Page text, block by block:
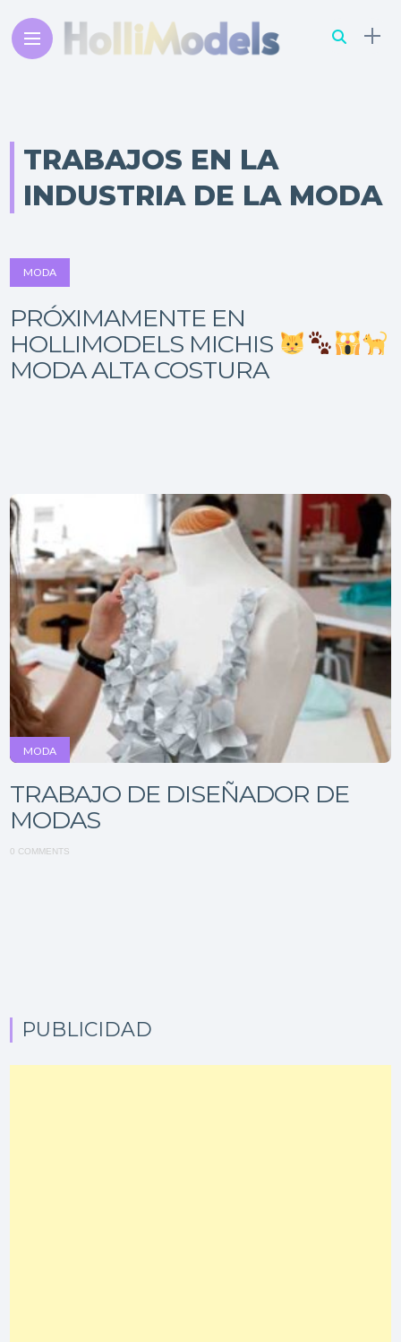
TRABAJOS EN LA
INDUSTRIA DE LA MODA
MODA
PRÓXIMAMENTE EN
HOLLIMODELS MICHIS
MODA ALTA COSTURA
MODA
TRABAJO DE DISEÑADOR DE
MODAS
0 COMMENTS
PUBLICIDAD